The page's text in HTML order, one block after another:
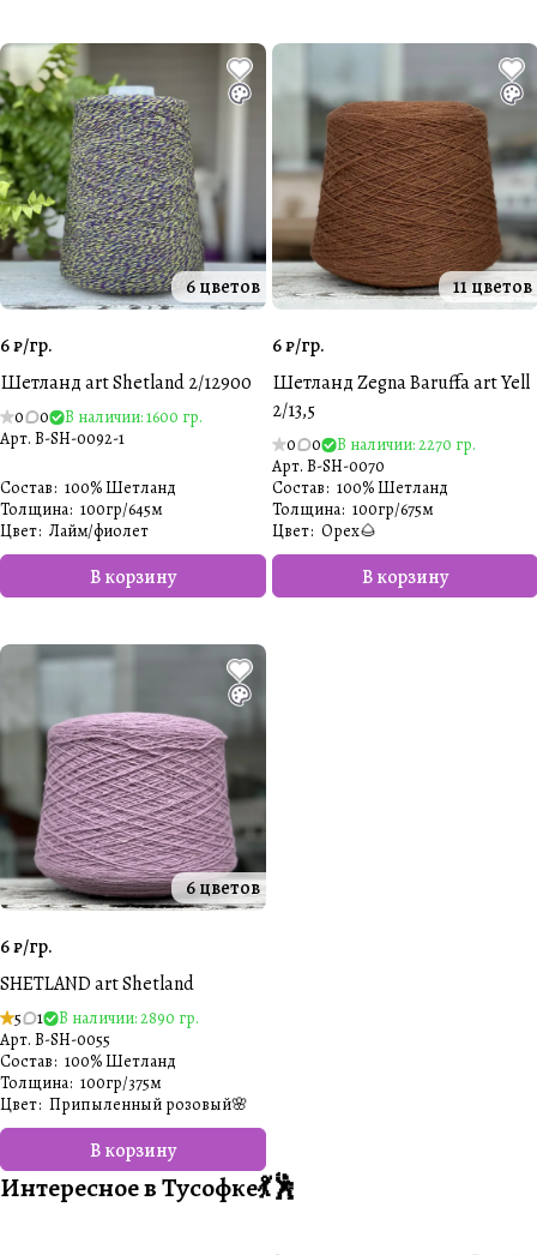
6 цветов
6 ₽/гр.
Шетланд art Shetland 2/12900
0 0
В наличии: 1600 гр.
Арт. B-SH-0092-1
В корзину
Состав: 100% Шетланд
Толщина: 100гр/645м
Цвет: Лайм/фиолет
11 цветов
6 ₽/гр.
Шетланд Zegna Baruffa art Yell
2/13,5
0 0
В наличии: 2270 гр.
Арт. B-SH-0070
В корзину
Состав: 100% Шетланд
Толщина: 100гр/675м
Цвет: Орех🌰
6 цветов
6 ₽/гр.
SHETLAND art Shetland
5 1
В наличии: 2890 гр.
Арт. B-SH-0055
В корзину
Состав: 100% Шетланд
Толщина: 100гр/375м
Цвет: Припыленный розовый🌸
Интересное в Тусофке💃🕺